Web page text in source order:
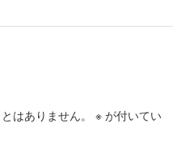
はありません。 ※ が付いてい